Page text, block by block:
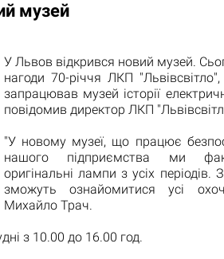
музей
У Львов відкрився новий музей.
нагоди 70-річчя ЛКП
запрацював музей історії
повідомив директор ЛКП
"У новому музеї, що працює
нашого підприємства ми
оригінальні лампи з усіх періодів.
зможуть ознайомитися усі
Михайло Трач.
з 10.00 до 16.00 год.